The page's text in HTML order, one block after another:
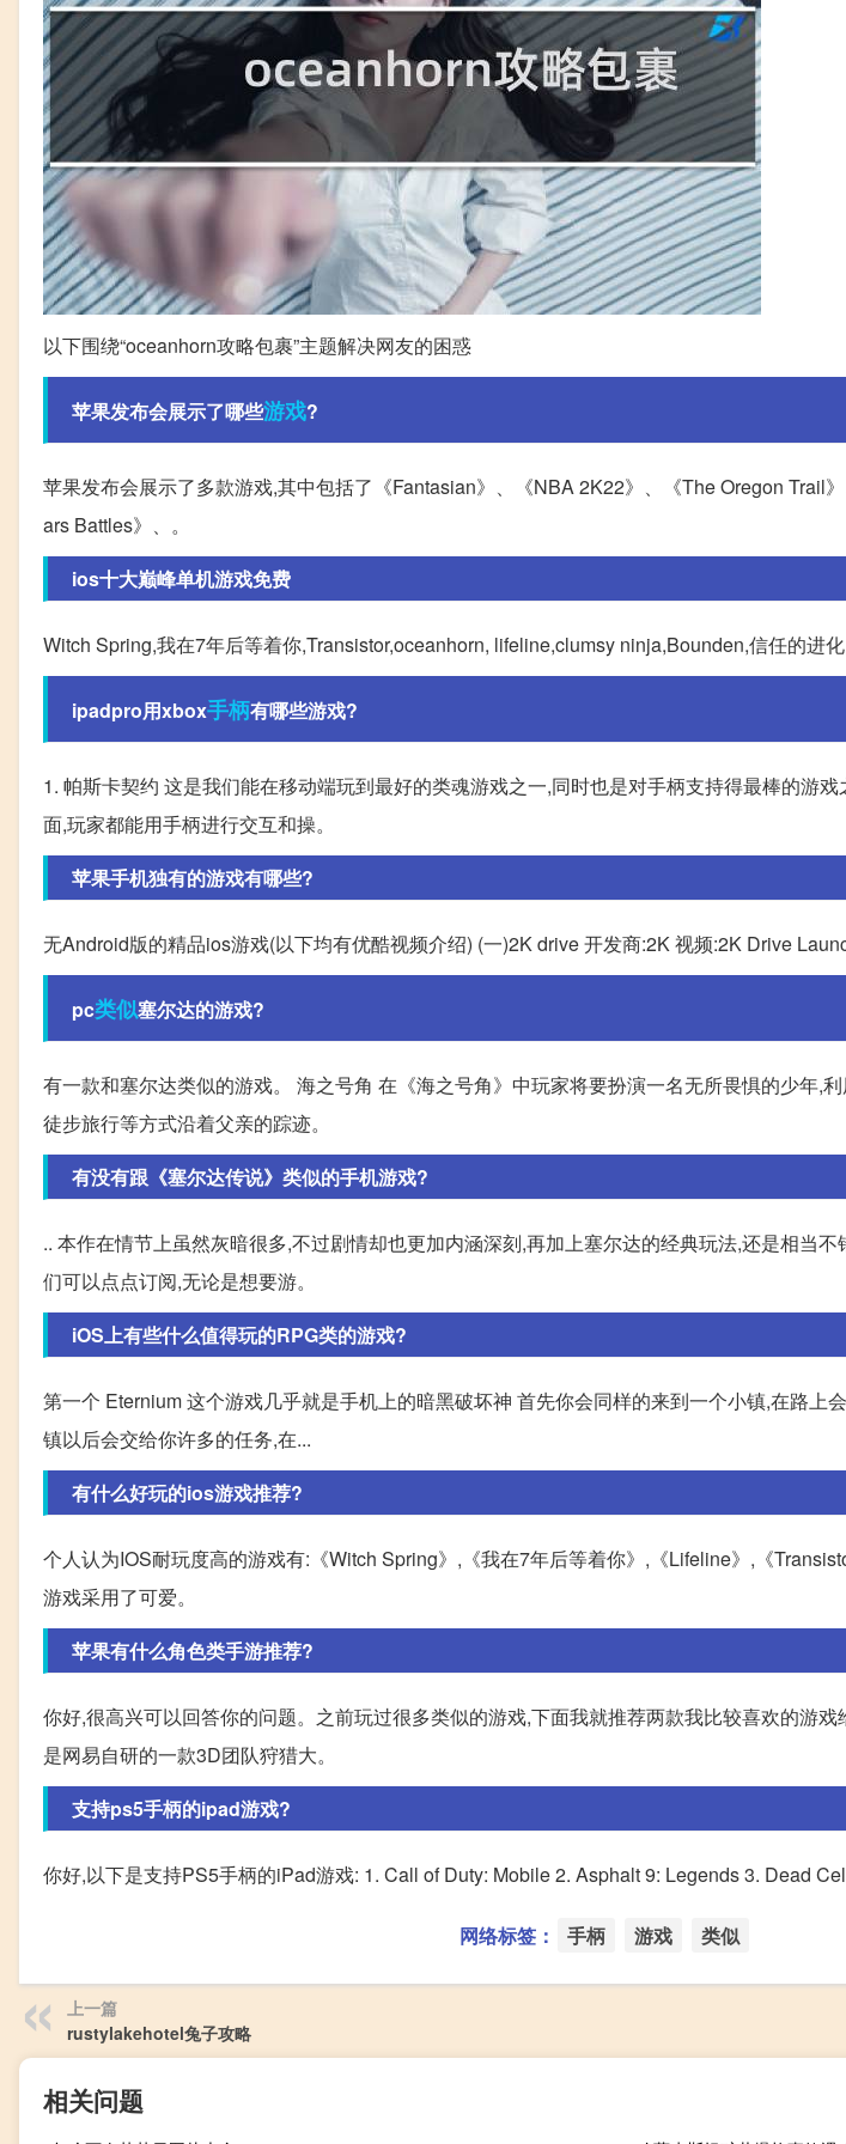
以下围绕“oceanhorn攻略包裹”主题解决网友的困惑
苹果发布会展示了哪些游戏?
苹果发布会展示了多款游戏,其中包括了《Fantasian》、《NBA 2K22》、《The Oregon Trail
ars Battles》、。
ios十大巅峰单机游戏免费
Witch Spring,我在7年后等着你,Transistor,oceanhorn, lifeline,clumsy ninja,Bounden,信任的进
ipadpro用xbox手柄有哪些游戏?
1. 帕斯卡契约 这是我们能在移动端玩到最好的类魂游戏之一,同时也是对手柄支持得最棒的游
面,玩家都能用手柄进行交互和操。
苹果手机独有的游戏有哪些?
无Android版的精品ios游戏(以下均有优酷视频介绍) (一)2K drive 开发商:2K 视频:2K Drive
pc类似塞尔达的游戏?
有一款和塞尔达类似的游戏。 海之号角 在《海之号角》中玩家将要扮演一名无所畏惧的少年,利
徒步旅行等方式沿着父亲的踪迹。
有没有跟《塞尔达传说》类似的手机游戏?
.. 本作在情节上虽然灰暗很多,不过剧情却也更加内涵深刻,再加上塞尔达的经典玩法,还是相当
们可以点点订阅,无论是想要游。
iOS上有些什么值得玩的RPG类的游戏?
第一个 Eternium 这个游戏几乎就是手机上的暗黑破坏神 首先你会同样的来到一个小镇,在路上
镇以后会交给你许多的任务,在...
有什么好玩的ios游戏推荐?
个人认为IOS耐玩度高的游戏有:《Witch Spring》,《我在7年后等着你》,《Lifeline》,《
游戏采用了可爱。
苹果有什么角色类手游推荐?
你好,很高兴可以回答你的问题。之前玩过很多类似的游戏,下面我就推荐两款我比较喜欢的游
是网易自研的一款3D团队狩猎大。
支持ps5手柄的ipad游戏?
你好,以下是支持PS5手柄的iPad游戏: 1. Call of Duty: Mobile 2. Asphalt 9: Legends 3. Dead
网络标签： 手柄 游戏 类似
上一篇
rustylakehotel兔子攻略
相关问题